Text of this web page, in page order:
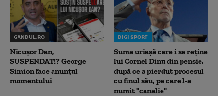
GANDUL.RO
Nicușor Dan,
SUSPENDAT!? George
Simion face anunțul
momentului
DIGI SPORT
Suma uriașă care i se reține
lui Cornel Dinu din pensie,
după ce a pierdut procesul
cu finul său, pe care l-a
numit "canalie"